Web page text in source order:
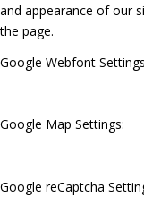
and appearance of our
the page.
Google Webfont
Google Map Settings:
Google reCaptcha